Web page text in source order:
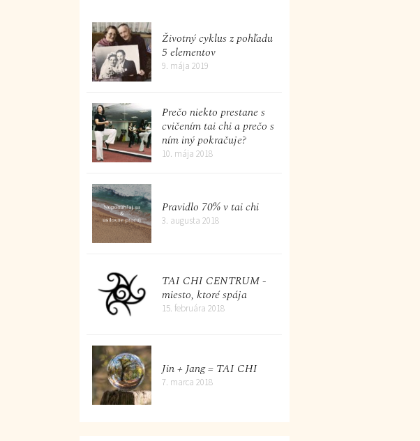
Životný cyklus z pohľadu
5 elementov
9. mája 2019
Prečo niekto prestane s
cvičením tai chi a prečo s
ním iný pokračuje?
10. mája 2018
Pravidlo 70% v tai chi
3. augusta 2018
TAI CHI CENTRUM -
miesto, ktoré spája
15. februára 2018
Jin + Jang = TAI CHI
7. marca 2018